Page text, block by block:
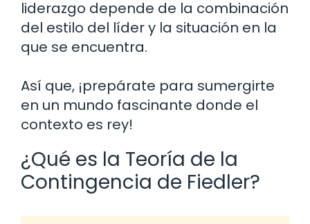
liderazgo depende de la combinación
del estilo del líder y la situación en la
que se encuentra.
Así que, ¡prepárate para sumergirte
en un mundo fascinante donde el
contexto es rey!
¿Qué es la Teoría de la
Contingencia de Fiedler?